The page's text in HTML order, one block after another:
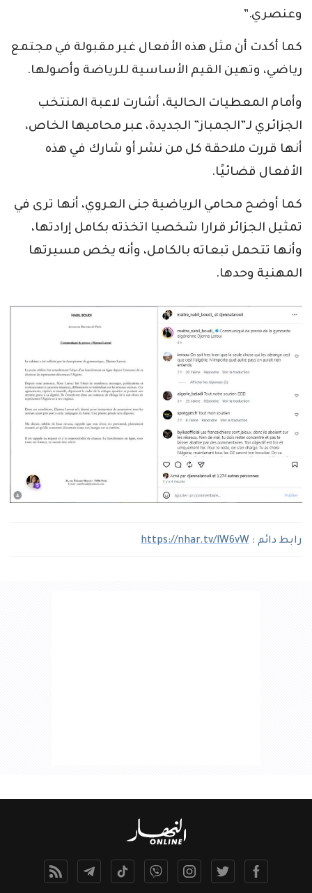
وعنصري.”
كما أكدت أن مثل هذه الأفعال غير مقبولة في مجتمع
رياضي، وتهين القيم الأساسية للرياضة وأصولها.
وأمام المعطيات الحالية، أشارت لاعبة المنتخب
الجزائري لـ”الجمباز” الجديدة، عبر محاميها الخاص،
أنها قررت ملاحقة كل من نشر أو شارك في هذه
الأفعال قضائيًا.
كما أوضح محامي الرياضية جنى العروي، أنها ترى في
تمثيل الجزائر قرارا شخصيا اتخذته بكامل إرادتها،
وأنها تتحمل تبعاته بالكامل، وأنه يخص مسيرتها
المهنية وحدها.
رابط دائم : https://nhar.tv/lW6vW